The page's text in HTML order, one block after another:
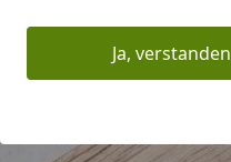
Ja, verstanden